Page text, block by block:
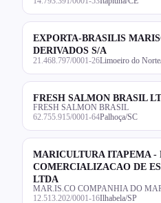
EXPORTA-BRASILIS
DERIVADOS S/A
21.468.797/0001-26Limoeiro do
FRESH SALMON BRASIL
FRESH SALMON BRASIL
62.755.915/0001-64Palhoça/SC
MARICULTURA ITAPEMA -
COMERCIALIZACAO DE
LTDA
MAR.IS.CO COMPANHIA DO
12.513.202/0001-16Ilhabela/SP